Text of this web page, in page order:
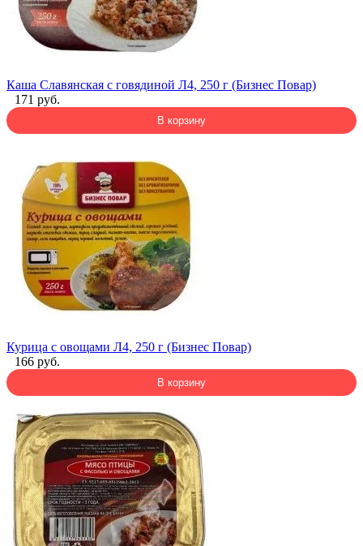
Каша Славянская с говядиной Л4, 250 г (Бизнес Повар)
171 руб.
В корзину
Курица с овощами Л4, 250 г (Бизнес Повар)
166 руб.
В корзину